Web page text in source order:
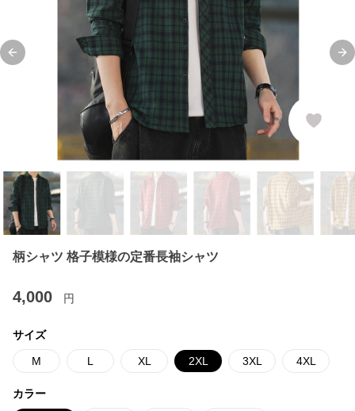
Previous slide
柄シャツ 格子模様の定番長袖シャツ
4,000 円
サイズ
M L XL 2XL 3XL 4XL
カラー